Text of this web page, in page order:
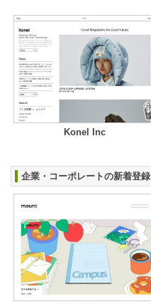
Konel Inc
企業・コーポレートの新着登録